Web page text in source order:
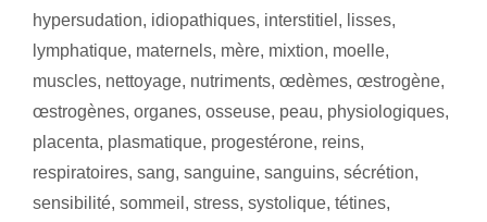
hypersudation, idiopathiques, interstitiel , lisses,
lymphatique, maternels, mère, mixtion, moelle,
muscles, nettoyage, nutriments, œdèmes, œstrogène,
œstrogènes, organes, osseuse, peau, physiologiques,
placenta, plasmatique, progestérone, reins,
respiratoires, sang, sanguine, sanguins, sécrétion,
sensibilité, sommeil , stress, systolique, tétines,